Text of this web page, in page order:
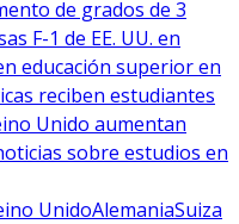
de grados de 3
F-1 de EE. UU. en
educación superior en
reciben estudiantes
Unido aumentan
sobre estudios en
UnidoAlemaniaSuiza